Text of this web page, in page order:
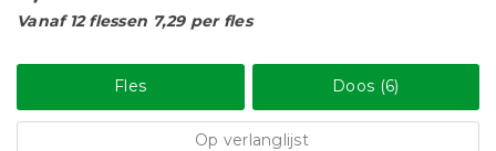
Vanaf 12 flessen 7,29 per fles
Fles Doos (6)
Op verlanglijst